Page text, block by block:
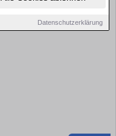
Datenschutzerklärung